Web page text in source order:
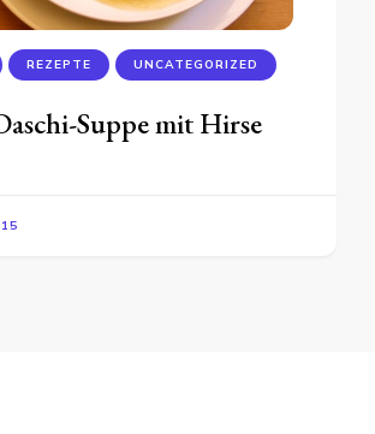
REZEPTE UNCATEGORIZED
Suppe mit Hirse